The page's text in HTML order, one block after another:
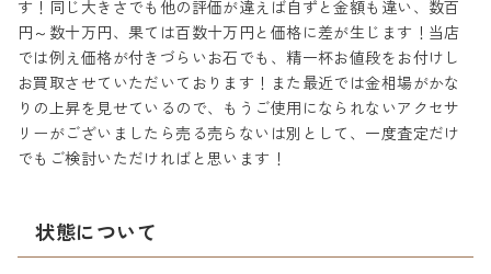
す！同じ大きさでも他の評価が違えば自ずと金額も違い、数百
円～数十万円、果ては百数十万円と価格に差が生じます！当店
では例え価格が付きづらいお石でも、精一杯お値段をお付けし
お買取させていただいております！また最近では金相場がかな
りの上昇を見せているので、もうご使用になられないアクセサ
リーがございましたら売る売らないは別として、一度査定だけ
でもご検討いただければと思います！
状態について